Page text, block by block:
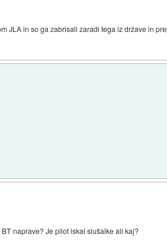
JLA in so ga zabrisali zaradi tega iz države in
naprave? Je pilot iskal slušalke ali kaj?